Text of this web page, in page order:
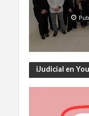
iJudicial en